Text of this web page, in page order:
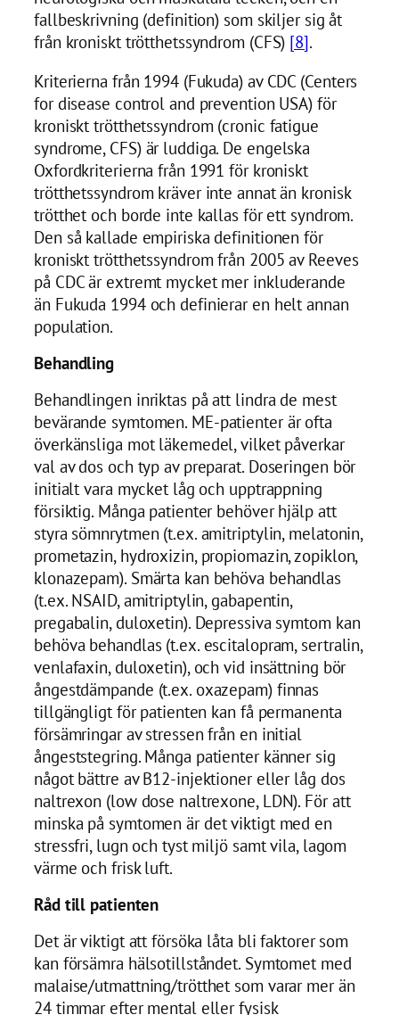
fallbeskrivning (definition) som skiljer sig åt
från kroniskt trötthetssyndrom (CFS) [8].
Kriterierna från 1994 (Fukuda) av CDC (Centers
for disease control and prevention USA) för
kroniskt trötthetssyndrom (cronic fatigue
syndrome, CFS) är luddiga. De engelska
Oxfordkriterierna från 1991 för kroniskt
trötthetssyndrom kräver inte annat än kronisk
trötthet och borde inte kallas för ett syndrom.
Den så kallade empiriska definitionen för
kroniskt trötthetssyndrom från 2005 av Reeves
på CDC är extremt mycket mer inkluderande
än Fukuda 1994 och definierar en helt annan
population.
Behandling
Behandlingen inriktas på att lindra de mest
bevärande symtomen. ME-patienter är ofta
överkänsliga mot läkemedel, vilket påverkar
val av dos och typ av preparat. Doseringen bör
initialt vara mycket låg och upptrappning
försiktig. Många patienter behöver hjälp att
styra sömnrytmen (t.ex. amitriptylin, melatonin,
prometazin, hydroxizin, propiomazin, zopiklon,
klonazepam). Smärta kan behöva behandlas
(t.ex. NSAID, amitriptylin, gabapentin,
pregabalin, duloxetin). Depressiva symtom kan
behöva behandlas (t.ex. escitalopram, sertralin,
venlafaxin, duloxetin), och vid insättning bör
ångestdämpande (t.ex. oxazepam) finnas
tillgängligt för patienten kan få permanenta
försämringar av stressen från en initial
ångeststegring. Många patienter känner sig
något bättre av B12-injektioner eller låg dos
naltrexon (low dose naltrexone, LDN). För att
minska på symtomen är det viktigt med en
stressfri, lugn och tyst miljö samt vila, lagom
värme och frisk luft.
Råd till patienten
Det är viktigt att försöka låta bli faktorer som
kan försämra hälsotillståndet. Symtomet med
malaise/utmattning/trötthet som varar mer än
24 timmar efter mental eller fysisk